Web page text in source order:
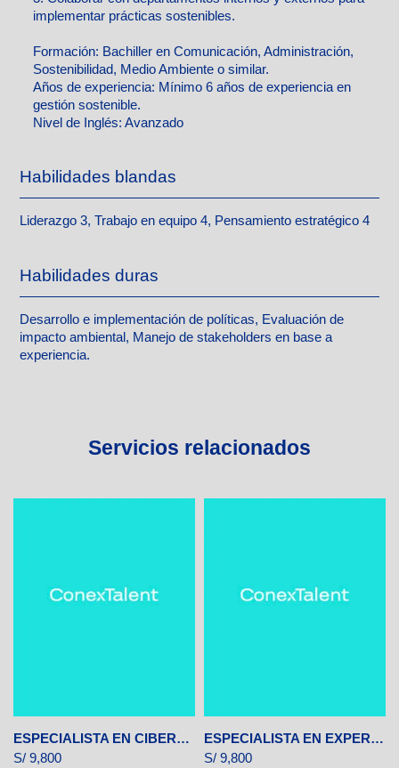
implementar prácticas sostenibles.
Formación: Bachiller en Comunicación, Administración,
Sostenibilidad, Medio Ambiente o similar.
Años de experiencia: Mínimo 6 años de experiencia en
gestión sostenible.
Nivel de Inglés: Avanzado
Habilidades blandas
Liderazgo 3, Trabajo en equipo 4, Pensamiento estratégico 4
Habilidades duras
Desarrollo e implementación de políticas, Evaluación de
impacto ambiental, Manejo de stakeholders en base a
experiencia.
Servicios relacionados
ESPECIALISTA EN CIBERSEGURIDAD
S/ 9,800
ESPECIALISTA EN EXPERIENCIA DE USUARIO (UX)
S/ 9,800